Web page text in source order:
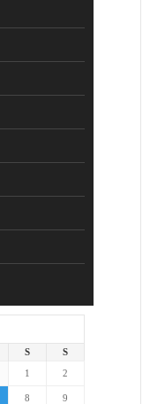
S
S
1
2
8 9